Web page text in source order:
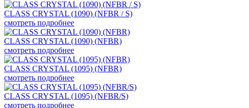
CLASS CRYSTAL (1090) (NFBR / S)
смотреть подробнее
CLASS CRYSTAL (1090) (NFBR)
смотреть подробнее
CLASS CRYSTAL (1095) (NFBR)
смотреть подробнее
CLASS CRYSTAL (1095) (NFBR/S)
смотреть подробнее